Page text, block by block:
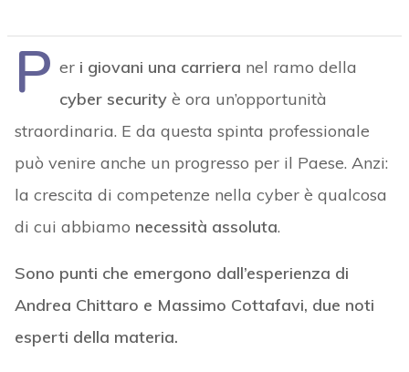
P er i giovani una carriera nel ramo della
cyber securityè ora un’opportunità
straordinaria. E da questa spinta professionale
può venire anche un progresso per il Paese. Anzi:
la crescita di competenze nella cyber è qualcosa
di cui abbiamo necessità assoluta.
Sono punti che emergono dall’esperienza di
Andrea Chittaro e Massimo Cottafavi, due noti
esperti della materia.